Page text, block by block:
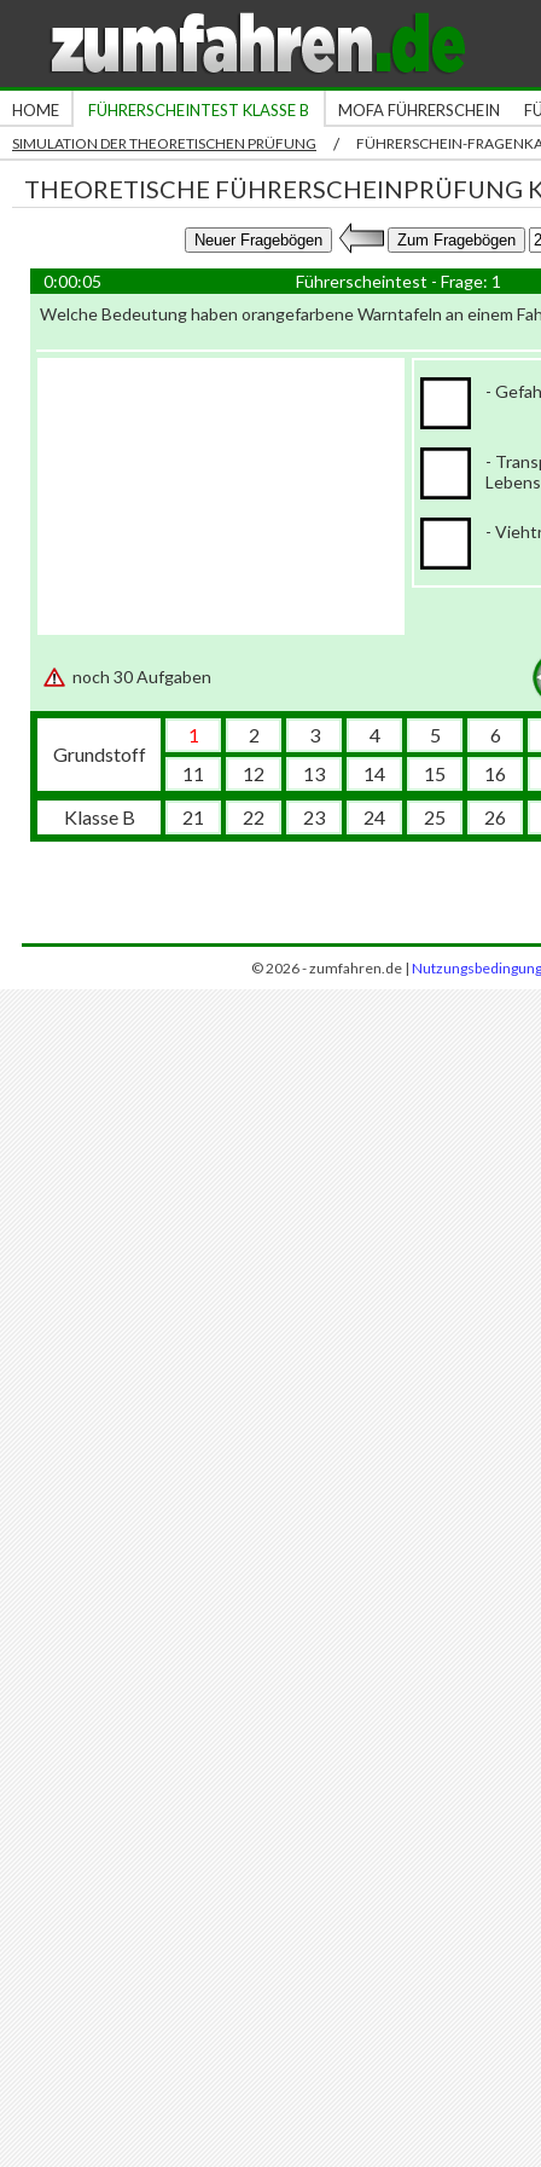
HOME FÜHRERSCHEINTEST KLASSE B MOFA FÜHRERSCHEIN
SIMULATION DER THEORETISCHEN PRÜFUNG / FÜHRERSCHEIN-
THEORETISCHE FÜHRERSCHEINPRÜFUNG
0:00:05
Führerscheintest - Frage: 1
Welche Bedeutung haben orangefarbene Warntafeln an einem
-
-
-
noch 30 Aufgaben
Grundstoff
1 2 3 4 5
6
11
12 13 14 15
16
Klasse B
21 22 23 24 25 26
© 2026 - zumfahren.de |